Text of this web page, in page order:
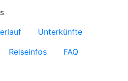
Unterkünfte
Reiseinfos FAQ